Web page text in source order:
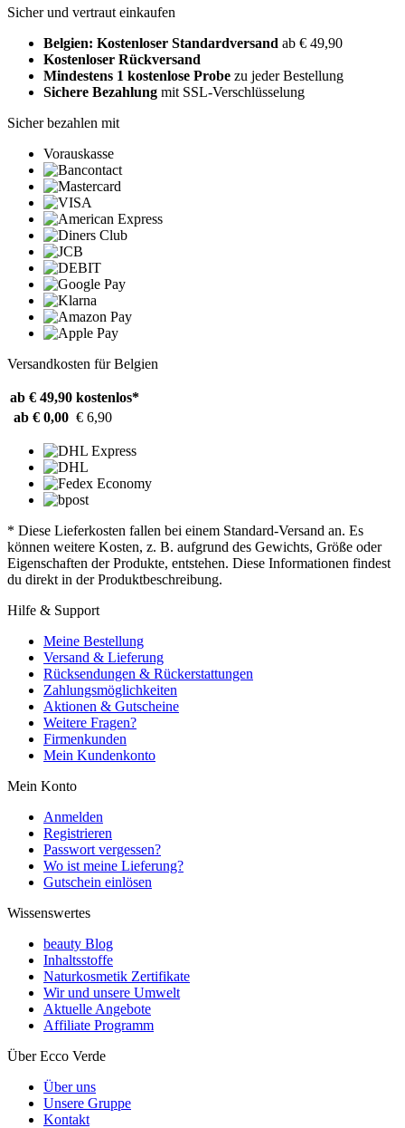
Sicher und vertraut einkaufen
Belgien: Kostenloser Standardversand ab € 49,90
Kostenloser Rückversand
Mindestens 1 kostenlose Probe zu jeder Bestellung
Sichere Bezahlung mit SSL-Verschlüsselung
Sicher bezahlen mit
Vorauskasse
Versandkosten für Belgien
ab € 49,90 kostenlos*
ab € 0,00 € 6,90
* Diese Lieferkosten fallen bei einem Standard-Versand an. Es
können weitere Kosten, z. B. aufgrund des Gewichts, Größe oder
Eigenschaften der Produkte, entstehen. Diese Informationen findest
du direkt in der Produktbeschreibung.
Hilfe & Support
Meine Bestellung
Versand & Lieferung
Rücksendungen & Rückerstattungen
Zahlungsmöglichkeiten
Aktionen & Gutscheine
Weitere Fragen?
Firmenkunden
Mein Kundenkonto
Mein Konto
Anmelden
Registrieren
Passwort vergessen?
Wo ist meine Lieferung?
Gutschein einlösen
Wissenswertes
beauty Blog
Inhaltsstoffe
Naturkosmetik Zertifikate
Wir und unsere Umwelt
Aktuelle Angebote
Affiliate Programm
Über Ecco Verde
Über uns
Unsere Gruppe
Kontakt